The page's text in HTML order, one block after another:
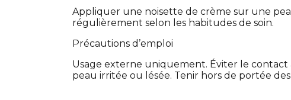
Appliquer une noisette de crème sur une
régulièrement selon les habitudes de soin.
Précautions d’emploi
Usage externe uniquement. Éviter le contact
peau irritée ou lésée. Tenir hors de portée